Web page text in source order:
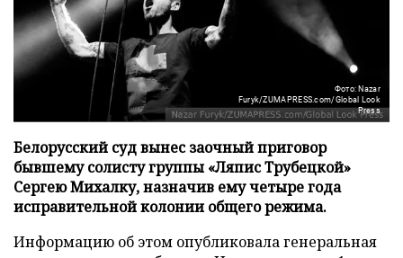
Фото: Nazar
Furyk/ZUMAPRESS.com/Global Look
Press
Белорусский суд вынес заочный приговор
бывшему солисту группы «Ляпис Трубецкой»
Сергею Михалку, назначив ему четыре года
исправительной колонии общего режима.
Информацию об этом опубликовала генеральная